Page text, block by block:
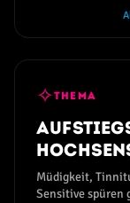
✧THEMA
Müdigkeit,
Sensitive spüren